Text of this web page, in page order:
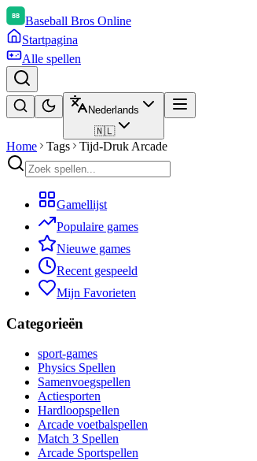
Baseball Bros Online
Startpagina
Alle spellen
Nederlands
🇳🇱
Home Tags Tijd-Druk Arcade
Gamellijst
Populaire games
Nieuwe games
Recent gespeeld
Mijn Favorieten
Categorieën
sport-games
Physics Spellen
Samenvoegspellen
Actiesporten
Hardloopspellen
Arcade voetbalspellen
Match 3 Spellen
Arcade Sportspellen